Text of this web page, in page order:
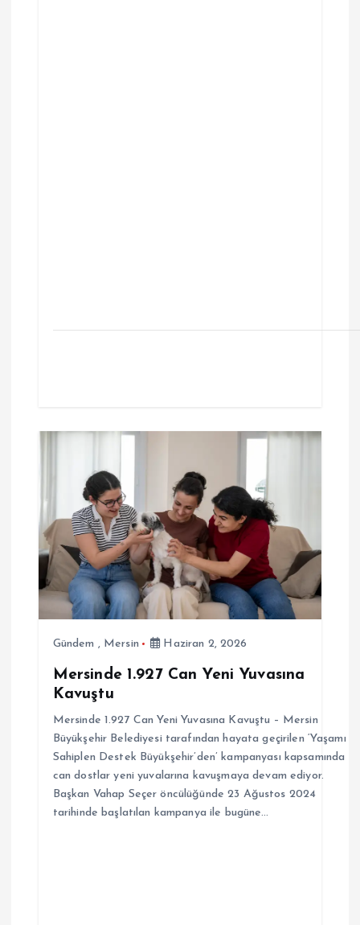
Gündem , Mersin Haziran 2, 2026
Mersinde 1.927 Can Yeni Yuvasına
Kavuştu
Mersinde 1.927 Can Yeni Yuvasına Kavuştu – Mersin
Büyükşehir Belediyesi tarafından hayata geçirilen ‘Yaşamı
Sahiplen Destek Büyükşehir’den’ kampanyası kapsamında
can dostlar yeni yuvalarına kavuşmaya devam ediyor.
Başkan Vahap Seçer öncülüğünde 23 Ağustos 2024
tarihinde başlatılan kampanya ile bugüne…